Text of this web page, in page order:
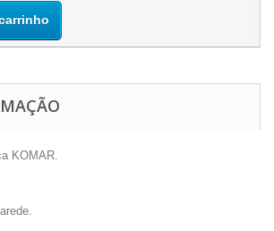
KOMAR.